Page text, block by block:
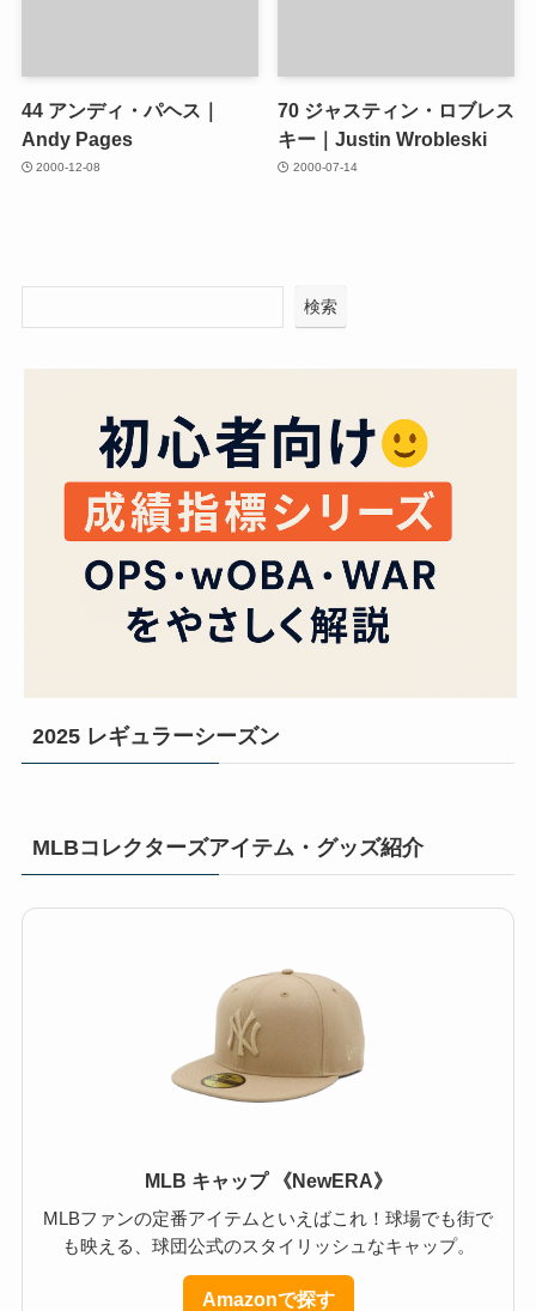
44アンディ・パヘス｜
Andy Pages
2000-12-08
70 ジャスティン・ロブレス
キー｜Justin Wrobleski
2000-07-14
検索
2025 レギュラーシーズン
MLBコレクターズアイテム・グッズ紹介
MLB キャップ 《NewERA》
MLBファンの定番アイテムといえばこれ！球場でも街で
も映える、球団公式のスタイリッシュなキャップ。
Amazonで探す